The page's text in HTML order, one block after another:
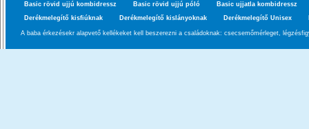
Basic rövid ujjú kombidressz Basic rövid ujjú póló
Basic ujjatla kombidressz
Derékmelegítő kisfiúknak
Derékmelegítő kislányoknak Derékmelegítő Unisex
A baba érkezésekr alapvető kellékeket kell beszerezni a családoknak: csecsemőmérleget,